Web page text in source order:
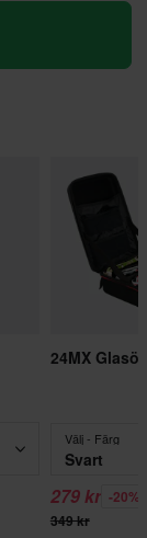
24MX
Välj - Färg
Svart
279 kr -20%
349 kr